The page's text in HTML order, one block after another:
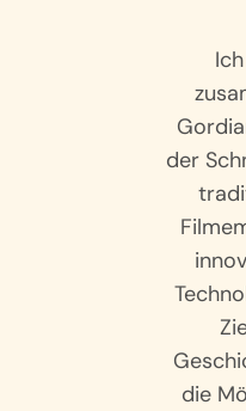
der
die